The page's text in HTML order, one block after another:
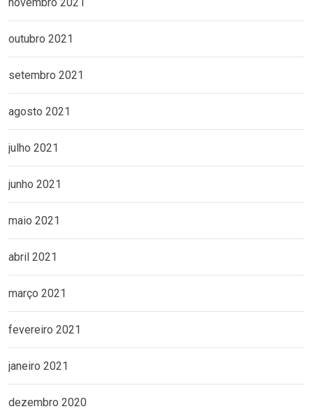
outubro 2021
setembro 2021
agosto 2021
julho 2021
junho 2021
maio 2021
abril 2021
março 2021
fevereiro 2021
janeiro 2021
dezembro 2020